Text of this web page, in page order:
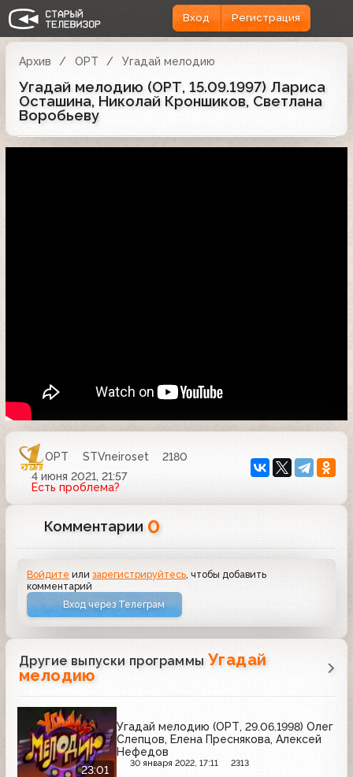
Вход Регистрация
Архив ОРТ Угадай мелодию
Угадай мелодию (ОРТ, 15.09.1997) Лариса
Осташина, Николай Кроншиков, Светлана
Воробьеву
ОРТ STVneiroset
2180
4 июня 2021, 21:57
Есть проблема?
Комментарии 0
Войдите илизарегистрируйтесь , чтобы добавить
комментарий
Вход через Телеграм
Другие выпуски программы Угадай
мелодию
23:01
Угадай мелодию (ОРТ, 29.06.1998) Олег
Слепцов, Елена Преснякова, Алексей
Нефедов
30 января 2022, 17:11 2313